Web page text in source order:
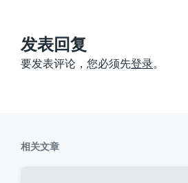
：
发表回复
要发表评论，您必须先登录。
相关文章